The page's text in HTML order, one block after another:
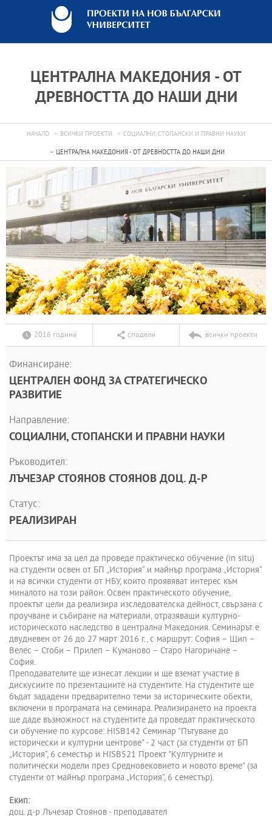
ЦЕНТРАЛНА МАКЕДОНИЯ - ОТ
ДРЕВНОСТТА ДО НАШИ ДНИ
НАЧАЛО ВСИЧКИ ПРОЕКТИ СОЦИАЛНИ, СТОПАНСКИ И ПРАВНИ НАУКИ
ЦЕНТРАЛНА МАКЕДОНИЯ - ОТ ДРЕВНОСТТА ДО НАШИ ДНИ
2016 година сподели всички проекти
Финансиране:
ЦЕНТРАЛЕН ФОНД ЗА СТРАТЕГИЧЕСКО
РАЗВИТИЕ
Направление:
СОЦИАЛНИ, СТОПАНСКИ И ПРАВНИ НАУКИ
Ръководител:
ЛЪЧЕЗАР СТОЯНОВ СТОЯНОВ ДОЦ. Д-Р
Статус:
РЕАЛИЗИРАН
Проектът има за цел да проведе практическо обучение (in situ)
на студенти освен от БП „История“ и майнър програма „История“
и на всички студенти от НБУ, които проявяват интерес към
миналото на този район. Освен практическото обучение,
проектът цели да реализира изследователска дейност, свързана с
проучване и събиране на материали, отразяващи културно-
историческото наследство в централна Македония. Семинарът е
двудневен от 26 до 27 март 2016 г., с маршрут: София – Щип –
Велес – Стоби – Прилеп – Куманово – Старо Нагоричане –
София.
Преподавателите ще изнесат лекции и ще вземат участие в
дискусиите по презентациите на студентите. На студентите ще
бъдат зададени предварително теми за историческите обекти,
включени в програмата на семинара. Реализирането на проекта
ще даде възможност на студентите да проведат практическото
си обучение по курсове: HISB142 Семинар "Пътуване до
исторически и културни центрове" - 2 част (за студенти от БП
„История“, 6 семестър и HISB521 Проект "Културните и
политически модели през Средновековието и новото време" (за
студенти от майнър програма „История“, 6 семестър).
Екип:
доц. д-р Лъчезар Стоянов - преподавател